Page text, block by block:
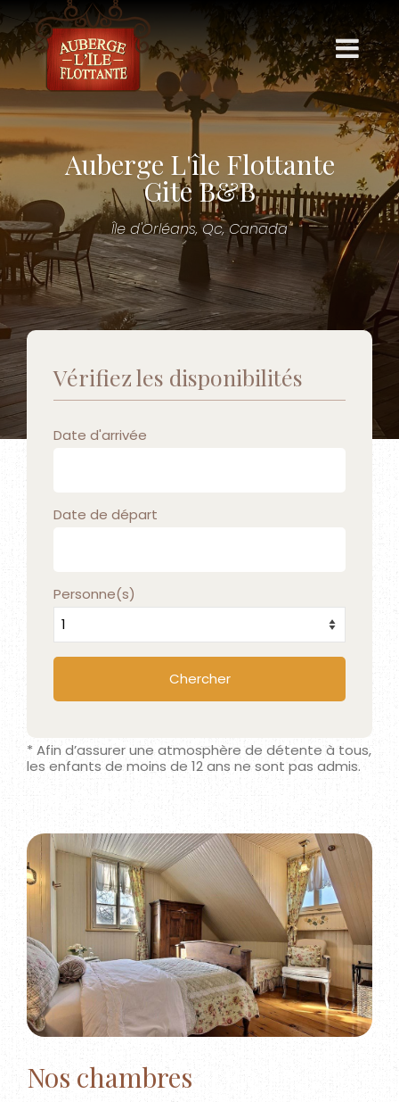
À Propos
Chambres & tarifs
Chalet
Événements
Contact
Forfaits
Auberge L'île Flottante
Gite B&B
Île d'Orléans, Qc, Canada
Vérifiez les disponibilités
Date d'arrivée
Date de départ
Personne(s)
* Afin d’assurer une atmosphère de détente à tous,
les enfants de moins de 12 ans ne sont pas admis.
Nos chambres